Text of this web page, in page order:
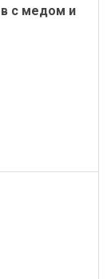
с медом и